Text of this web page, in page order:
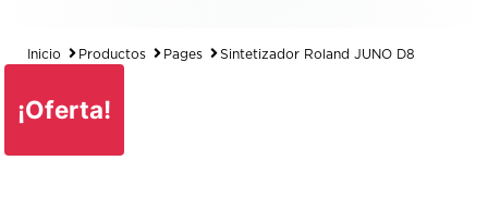
Inicio Productos Pages Sintetizador Roland JUNO D8
¡Oferta!